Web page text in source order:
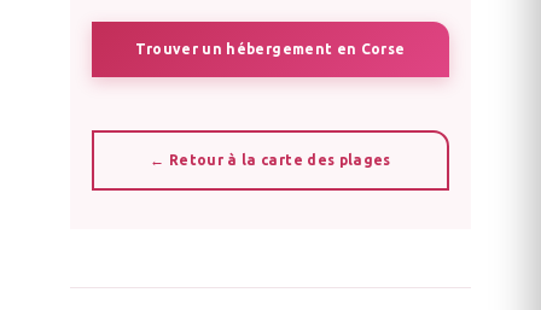
Trouver un hébergement en Corse
← Retour à la carte des plages